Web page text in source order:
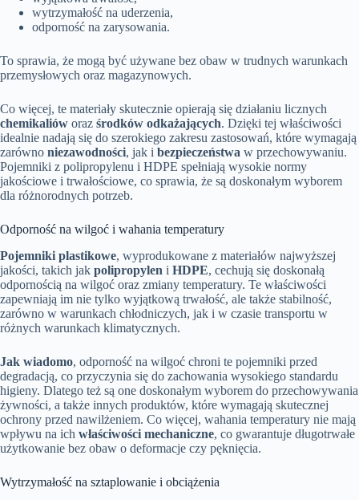
wytrzymałość na uderzenia,
odporność na zarysowania.
To sprawia, że mogą być używane bez obaw w trudnych warunkach
przemysłowych oraz magazynowych.
Co więcej, te materiały skutecznie opierają się działaniu licznych
chemikaliów oraz środków odkażających. Dzięki tej właściwości
idealnie nadają się do szerokiego zakresu zastosowań, które wymagają
zarówno niezawodności, jak i bezpieczeństwa w przechowywaniu.
Pojemniki z polipropylenu i HDPE spełniają wysokie normy
jakościowe i trwałościowe, co sprawia, że są doskonałym wyborem
dla różnorodnych potrzeb.
Odporność na wilgoć i wahania temperatury
Pojemniki plastikowe, wyprodukowane z materiałów najwyższej
jakości, takich jak polipropylen i HDPE, cechują się doskonałą
odpornością na wilgoć oraz zmiany temperatury. Te właściwości
zapewniają im nie tylko wyjątkową trwałość, ale także stabilność,
zarówno w warunkach chłodniczych, jak i w czasie transportu w
różnych warunkach klimatycznych.
Jak wiadomo, odporność na wilgoć chroni te pojemniki przed
degradacją, co przyczynia się do zachowania wysokiego standardu
higieny. Dlatego też są one doskonałym wyborem do przechowywania
żywności, a także innych produktów, które wymagają skutecznej
ochrony przed nawilżeniem. Co więcej, wahania temperatury nie mają
wpływu na ich właściwości mechaniczne, co gwarantuje długotrwałe
użytkowanie bez obaw o deformacje czy pęknięcia.
Wytrzymałość na sztaplowanie i obciążenia